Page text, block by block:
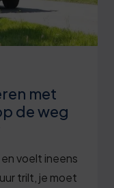
met
de weg
voelt ineens
trilt, je moet